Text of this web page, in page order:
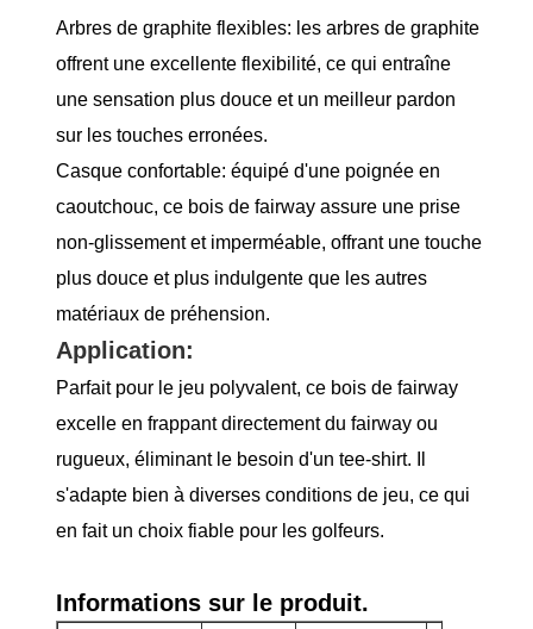
Arbres de graphite flexibles: les arbres de graphite
offrent une excellente flexibilité, ce qui entraîne
une sensation plus douce et un meilleur pardon
sur les touches erronées.
Casque confortable: équipé d'une poignée en
caoutchouc, ce bois de fairway assure une prise
non-glissement et imperméable, offrant une touche
plus douce et plus indulgente que les autres
matériaux de préhension.
Application:
Parfait pour le jeu polyvalent, ce bois de fairway
excelle en frappant directement du fairway ou
rugueux, éliminant le besoin d'un tee-shirt. Il
s'adapte bien à diverses conditions de jeu, ce qui
en fait un choix fiable pour les golfeurs.
Informations sur le produit.